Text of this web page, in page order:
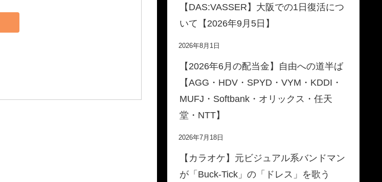
【DAS:VASSER】大阪での1日復活につ
いて【2026年9月5日】
2026年8月1日
【2026年6月の配当金】自由への道半ば
【AGG・HDV・SPYD・VYM・KDDI・
MUFJ・Softbank・オリックス・任天
堂・NTT】
2026年7月18日
【カラオケ】元ビジュアル系バンドマン
が「Buck-Tick」の「ドレス」を歌う